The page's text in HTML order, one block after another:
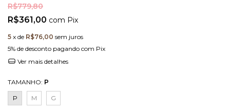
R$779,80
R$361,00 com Pix
5 x de R$76,00 sem juros
5% de desconto pagando com Pix
Ver mais detalhes
TAMANHO: P
P M G